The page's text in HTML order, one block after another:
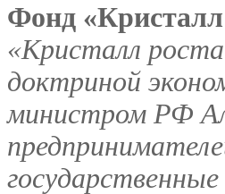
Фонд «Кристалл
«Кристалл
доктриной
министром РФ